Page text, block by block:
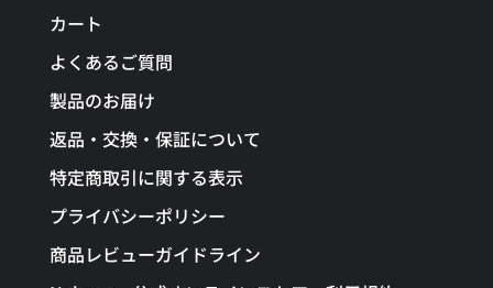
カート
よくあるご質問
製品のお届け
返品・交換・保証について
特定商取引に関する表示
プライバシーポリシー
商品レビューガイドライン